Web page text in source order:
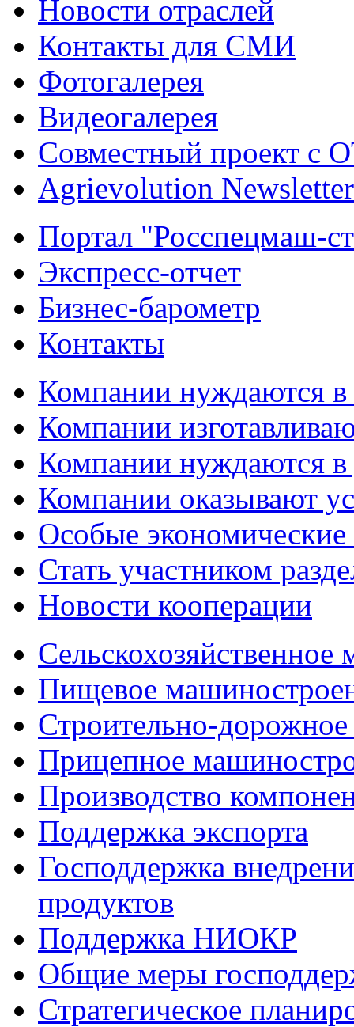
Новости отраслей
Контакты для СМИ
Фотогалерея
Видеогалерея
Совместный проект с
Agrievolution Newsletter
Портал "Росспецмаш-
Экспресс-отчет
Бизнес-барометр
Контакты
Компании нуждаются в
Компании
Компании нуждаются в
Компании оказывают
Особые
Стать участником
Новости кооперации
Пищевое
Строительно-
Прицепное
Производство
Поддержка экспорта
Господдержка
продуктов
Поддержка НИОКР
Общие меры
Стратегическое